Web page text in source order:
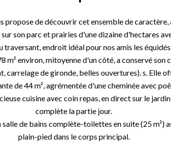
propose de découvrir cet ensemble de caractère,
son parc et prairies d'une dizaine d'hectares
traversant, endroit idéal pour nos amis les
m² environ, mitoyenne d'un côté, a conservé son
carrelage de gironde, belles ouvertures). s. Elle
de 44 m², agrémentée d'une cheminée avec
cuisine avec coin repas, en direct sur le
complète la partie jour.
de bains complète-toilettes en suite (25 m²)
plain-pied dans le corps principal.